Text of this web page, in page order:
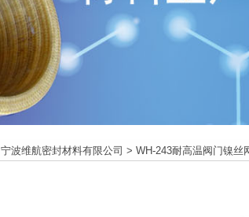
宁波维航密封材料有限公司 > WH-243耐高温阀门镍丝